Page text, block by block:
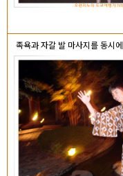
족욕과 자갈 발 마사지를 동시에